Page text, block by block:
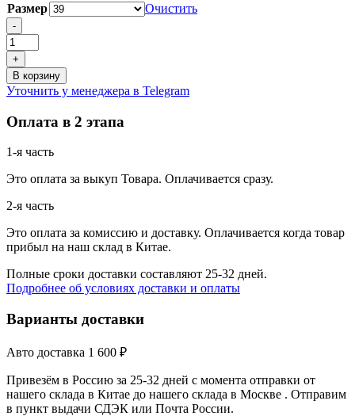
Размер
Очистить
Количество
товара
Nike
Air
Zoom
G.T.
2
-
+
В корзину
Уточнить у менеджера в Telegram
Оплата в 2 этапа
1-я часть
Это оплата за выкуп Товара. Оплачивается сразу.
2-я часть
Это оплата за комиссию и доставку. Оплачивается когда товар
прибыл на наш склад в Китае.
Полные сроки доставки составляют 25-32 дней.
Подробнее об условиях доставки и оплаты
Варианты доставки
Авто доставка 1 600 ₽
Привезём в Россию за 25-32 дней с момента отправки от
нашего склада в Китае до нашего склада в Москве . Отправим
в пункт выдачи СДЭК или Почта России.